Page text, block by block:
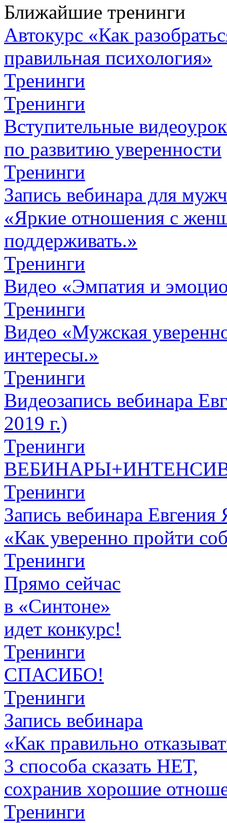
Ближайшие тренинги
Автокурc «Как
правильная психология»
Тренинги
Тренинги
Вступительные
по развитию уверенности
Тренинги
Запись вебинара для
«Яркие отношения с
поддерживать.»
Тренинги
Видео «Эмпатия и
Тренинги
Видео «Мужская
интересы.»
Тренинги
Видеозапись вебинара
2019 г.)
Тренинги
Тренинги
Запись вебинара Евгения
«Как уверенно пройти
Тренинги
Прямо сейчас
в «Синтоне»
идет конкурс!
Тренинги
СПАСИБО!
Тренинги
Запись вебинара
«Как правильно
3 способа сказать НЕТ,
сохранив хорошие
Тренинги